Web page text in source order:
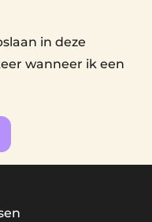
in deze
wanneer ik een